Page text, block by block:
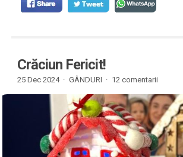
Crăciun Fericit!
25 Dec 2024 · GÂNDURI · 12 comentarii